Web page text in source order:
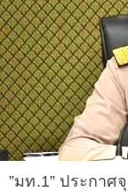
”มท.1” ประกา